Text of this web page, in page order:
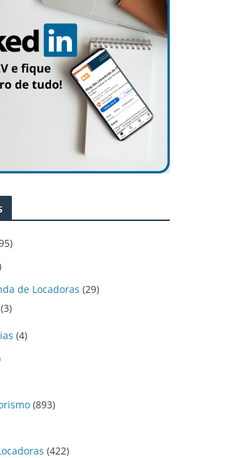
de Locadoras (29)
(3)
(4)
(893)
(422)